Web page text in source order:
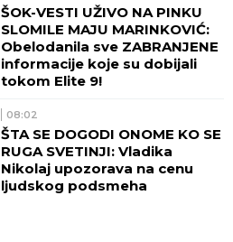
ŠOK-VESTI UŽIVO NA PINKU
SLOMILE MAJU MARINKOVIĆ:
Obelodanila sve ZABRANJENE
informacije koje su dobijali
tokom Elite 9!
08:02
ŠTA SE DOGODI ONOME KO SE
RUGA SVETINJI: Vladika
Nikolaj upozorava na cenu
ljudskog podsmeha